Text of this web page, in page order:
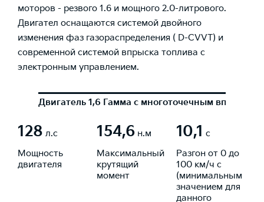
моторов - резвого 1.6 и мощного 2.0-литрового.
Двигател оснащаются системой двойного
изменения фаз газораспределения ( D-CVVT) и
современной системой впрыска топлива с
электронным управлением.
Двигатель 1,6 Гамма с многоточечным впрыском
128 л.с
Мощность
двигателя
154,6н.м
Максимальный
крутящий
момент
10,1 с
Разгон от 0 до
100 км/ч с
(минимальным
значением для
данного